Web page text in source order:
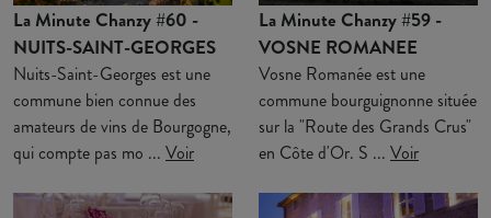
La Minute Chanzy #60 -
NUITS-SAINT-GEORGES
Nuits-Saint-Georges est une
commune bien connue des
amateurs de vins de Bourgogne,
qui compte pas mo ... Voir
La Minute Chanzy #59 -
VOSNE ROMANEE
Vosne Romanée est une
commune bourguignonne située
sur la "Route des Grands Crus"
en Côte d'Or. S ... Voir